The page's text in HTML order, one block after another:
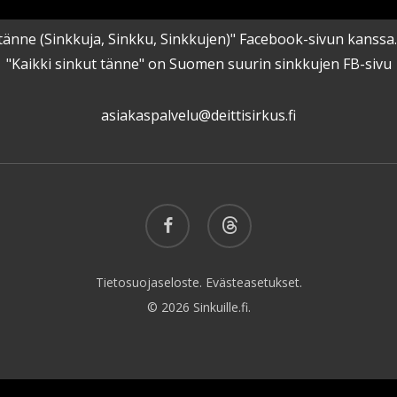
(Sinkkuja, Sinkku, Sinkkujen)" Facebook-sivun
"Kaikki sinkut tänne" on Suomen suurin sinkkujen FB-sivu
asiakaspalvelu@deittisirkus.fi
facebook threads
Tietosuojaseloste. Evästeasetukset.
© 2026 Sinkuille.fi.